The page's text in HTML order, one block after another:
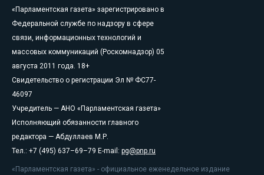
«Парламентская газета» зарегистрировано в
Федеральной службе по надзору в сфере
связи, информационных технологий и
массовых коммуникаций (Роскомнадзор) 05
августа 2011 года. 18+
Свидетельство о регистрации Эл № ФС77-
46097
Учредитель — АНО «Парламентская газета»
Исполняющий обязанности главного
редактора — Абдуллаев М.Р.
Тел.: +7 (495) 637–69–79 E-mail: pg@pnp.ru
«Парламентская газета» - официальное еженедельное издание